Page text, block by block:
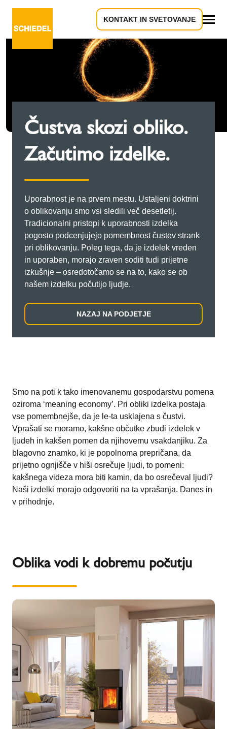
KONTAKT IN SVETOVANJE
Čustva skozi obliko.
Začutimo izdelke.
Uporabnost je na prvem mestu. Ustaljeni doktrini
o oblikovanju smo vsi sledili več desetletij.
Tradicionalni pristopi k uporabnosti izdelka
pogosto podcenjujejo pomembnost čustev strank
pri oblikovanju. Poleg tega, da je izdelek vreden
in uporaben, morajo zraven soditi tudi prijetne
izkušnje – osredotočamo se na to, kako se ob
našem izdelku počutijo ljudje.
NAZAJ NA PODJETJE
Smo na poti k tako imenovanemu gospodarstvu pomena
oziroma ‘meaning economy’. Pri obliki izdelka postaja
vse pomembnejše, da je le-ta usklajena s čustvi.
Vprašati se moramo, kakšne občutke zbudi izdelek v
ljudeh in kakšen pomen da njihovemu vsakdanjiku. Za
blagovno znamko, ki je popolnoma prepričana, da
prijetno ognjišče v hiši osrečuje ljudi, to pomeni:
kakšnega videza mora biti kamin, da bo osrečeval ljudi?
Naši izdelki morajo odgovoriti na ta vprašanja. Danes in
v prihodnje.
Oblika vodi k dobremu počutju